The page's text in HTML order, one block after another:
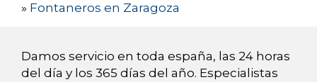
» Fontaneros en Zaragoza
Damos servicio en toda españa, las 24 horas
del día y los 365 días del año. Especialistas